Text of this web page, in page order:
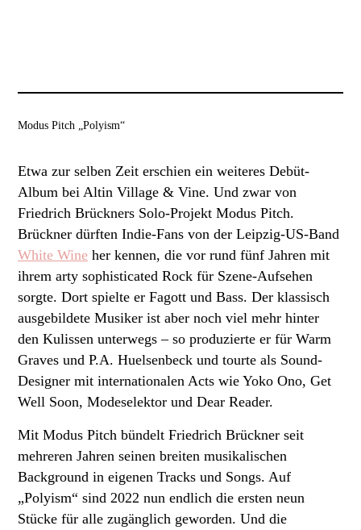
Modus Pitch „Polyism“
Etwa zur selben Zeit erschien ein weiteres Debüt-
Album bei Altin Village & Vine. Und zwar von
Friedrich Brückners Solo-Projekt Modus Pitch.
Brückner dürften Indie-Fans von der Leipzig-US-Band
White Wine her kennen, die vor rund fünf Jahren mit
ihrem arty sophisticated Rock für Szene-Aufsehen
sorgte. Dort spielte er Fagott und Bass. Der klassisch
ausgebildete Musiker ist aber noch viel mehr hinter
den Kulissen unterwegs – so produzierte er für Warm
Graves und P.A. Huelsenbeck und tourte als Sound-
Designer mit internationalen Acts wie Yoko Ono, Get
Well Soon, Modeselektor und Dear Reader.
Mit Modus Pitch bündelt Friedrich Brückner seit
mehreren Jahren seinen breiten musikalischen
Background in eigenen Tracks und Songs. Auf
„Polyism“ sind 2022 nun endlich die ersten neun
Stücke für alle zugänglich geworden. Und die